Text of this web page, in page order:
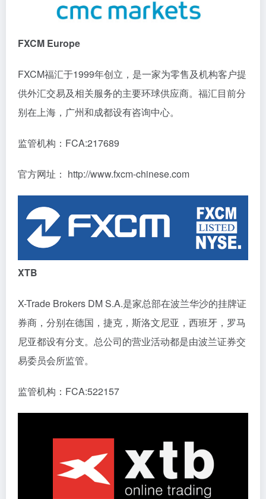
FXCM Europe
FXCM福汇于1999年创立，是一家为零售及机构客户提
供外汇交易及相关服务的主要环球供应商。福汇目前分
别在上海，广州和成都设有咨询中心。
监管机构：FCA:217689
官方网址： http://www.fxcm-chinese.com
XTB
X-Trade Brokers DM S.A.是家总部在波兰华沙的挂牌证
券商，分别在德国，捷克，斯洛文尼亚，西班牙，罗马
尼亚都设有分支。总公司的营业活动都是由波兰证券交
易委员会所监管。
监管机构：FCA:522157